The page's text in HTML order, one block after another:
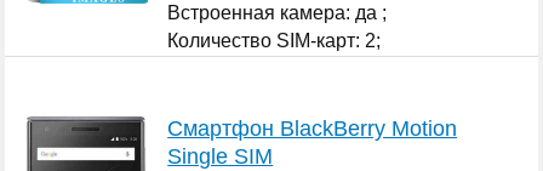
Встроенная камера: да ;
Количество SIM-карт: 2;
Смартфон BlackBerry Motion
Single SIM